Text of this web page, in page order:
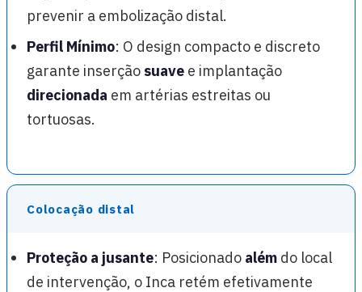
prevenir a embolização distal.
Perfil Mínimo: O design compacto e discreto
garante inserção suave e implantação
direcionada em artérias estreitas ou
tortuosas.
Colocação distal
Proteção a jusante: Posicionado além do local
de intervenção, o Inca retém efetivamente